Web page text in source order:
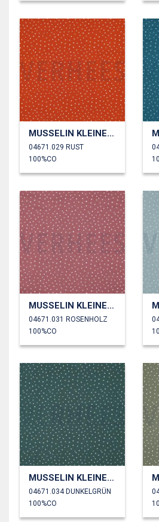
MUSSELIN KLEINE PUNKTE
04671.029 RUST
100%CO
MUSSELIN KLEINE PUNKTE
04671.031 ROSENHOLZ
100%CO
MUSSELIN KLEINE PUNKTE
04671.034 DUNKELGRÜN
100%CO